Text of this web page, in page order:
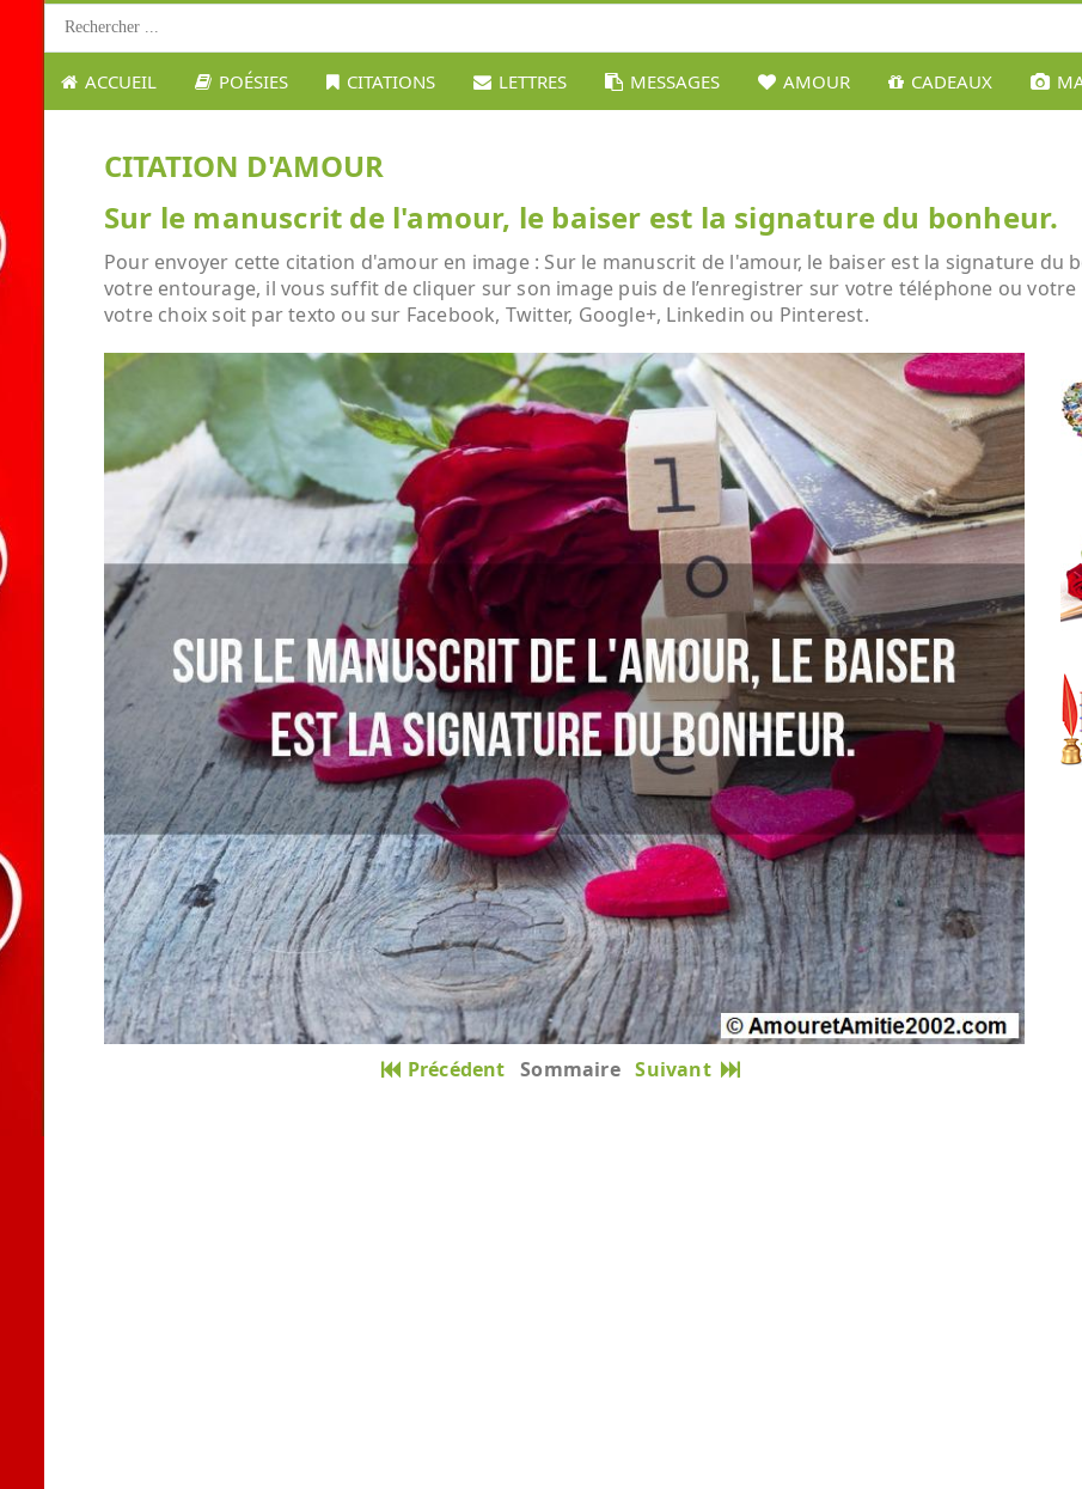
ACCUEIL POÉSIES CITATIONS LETTRES MESSAGES AMOUR CADEAUX
CITATION D'AMOUR
Sur le manuscrit de l'amour, le baiser est la signature du bonheur.
Pour envoyer cette citation d'amour en image : Sur le manuscrit de l'amour, le baiser est la signature du
votre entourage, il vous suffit de cliquer sur son image puis de l’enregistrer sur votre téléphone ou
votre choix soit par texto ou sur Facebook, Twitter, Google+, Linkedin ou Pinterest.
Précédent Sommaire Suivant